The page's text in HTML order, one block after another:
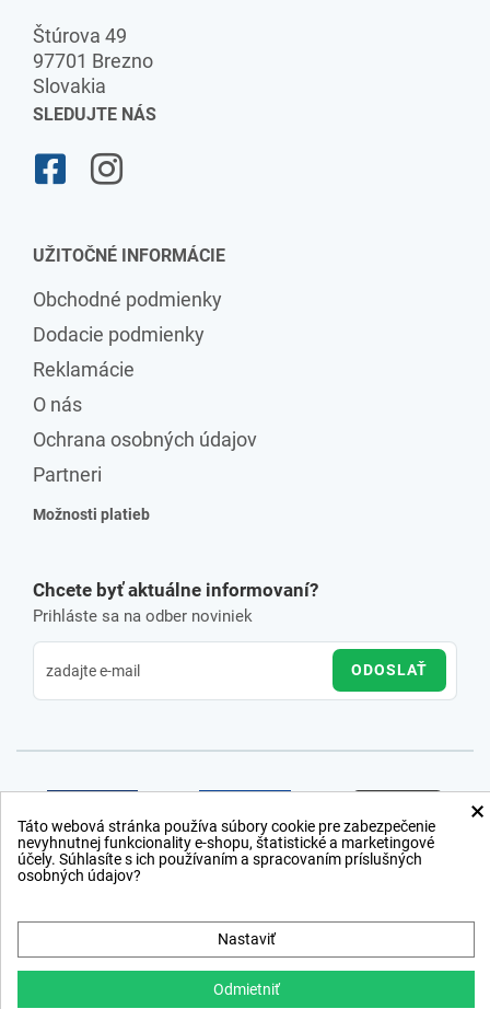
Štúrova 49
97701 Brezno
Slovakia
SLEDUJTE NÁS
UŽITOČNÉ INFORMÁCIE
Obchodné podmienky
Dodacie podmienky
Reklamácie
O nás
Ochrana osobných údajov
Partneri
Možnosti platieb
Chcete byť aktuálne informovaní?
Prihláste sa na odber noviniek
ODOSLAŤ
×
Táto webová stránka používa súbory cookie pre zabezpečenie
nevyhnutnej funkcionality e-shopu, štatistické a marketingové
účely. Súhlasíte s ich používaním a spracovaním príslušných
osobných údajov?
Nastaviť
Odmietniť